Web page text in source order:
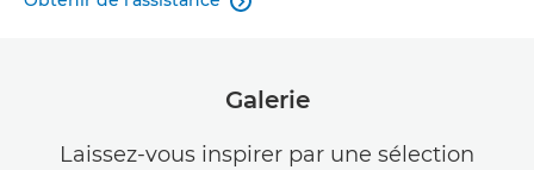

Galerie
Laissez-vous inspirer par une sélection